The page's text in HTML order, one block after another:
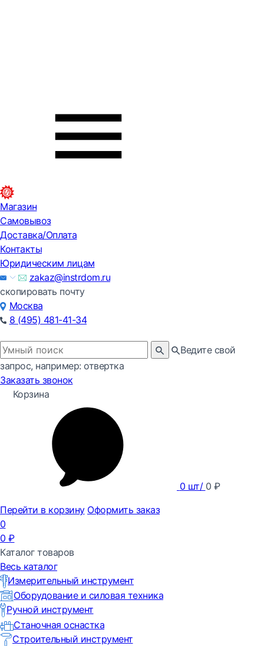
Магазин
Самовывоз
Доставка/Оплата
Контакты
Юридическим лицам
zakaz@instrdom.ru
скопировать почту
Москва
8 (495) 481-41-34
Ведите свой
запрос, например: отвертка
Заказать звонок
Корзина
0 шт/ 0 ₽
Перейти в корзину Оформить заказ
0
0 ₽
Каталог товаров
Весь каталог
Измерительный инструмент
Оборудование и силовая техника
Ручной инструмент
Станочная оснастка
Строительный инструмент